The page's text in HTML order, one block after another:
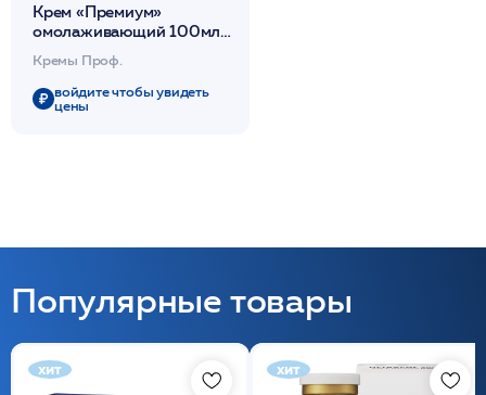
Крем «Премиум»
омолаживающий 100мл /
Supreme XMF /
PHYTOMER*
Кремы Проф.
войдите чтобы увидеть
цены
Популярные товары
хит хит